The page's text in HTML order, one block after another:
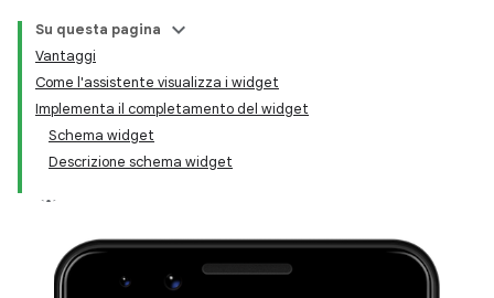
Su questa pagina
Vantaggi
Come l'assistente visualizza i widget
Implementa il completamento del widget
Schema widget
Descrizione schema widget